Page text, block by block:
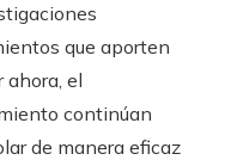
que aporten
ahora, el
continúan
de manera eficaz